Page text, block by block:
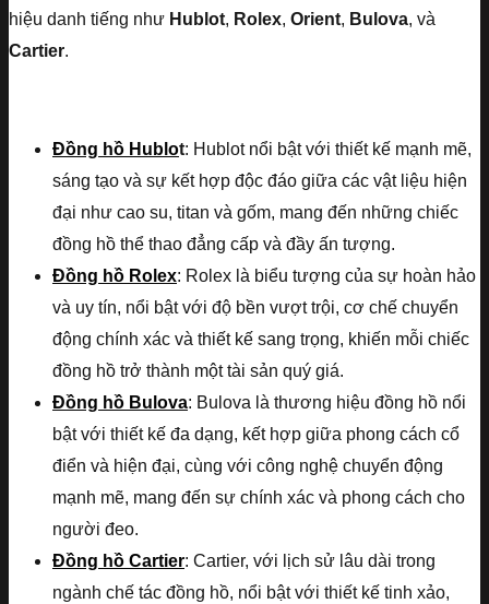
hiệu danh tiếng như Hublot, Rolex, Orient, Bulova, và
Cartier.
Đồng hồ Hublot: Hublot nổi bật với thiết kế mạnh mẽ,
sáng tạo và sự kết hợp độc đáo giữa các vật liệu hiện
đại như cao su, titan và gốm, mang đến những chiếc
đồng hồ thể thao đẳng cấp và đầy ấn tượng.
Đồng hồ Rolex: Rolex là biểu tượng của sự hoàn hảo
và uy tín, nổi bật với độ bền vượt trội, cơ chế chuyển
động chính xác và thiết kế sang trọng, khiến mỗi chiếc
đồng hồ trở thành một tài sản quý giá.
Đồng hồ Bulova: Bulova là thương hiệu đồng hồ nổi
bật với thiết kế đa dạng, kết hợp giữa phong cách cổ
điển và hiện đại, cùng với công nghệ chuyển động
mạnh mẽ, mang đến sự chính xác và phong cách cho
người đeo.
Đồng hồ Cartier: Cartier, với lịch sử lâu dài trong
ngành chế tác đồng hồ, nổi bật với thiết kế tinh xảo,